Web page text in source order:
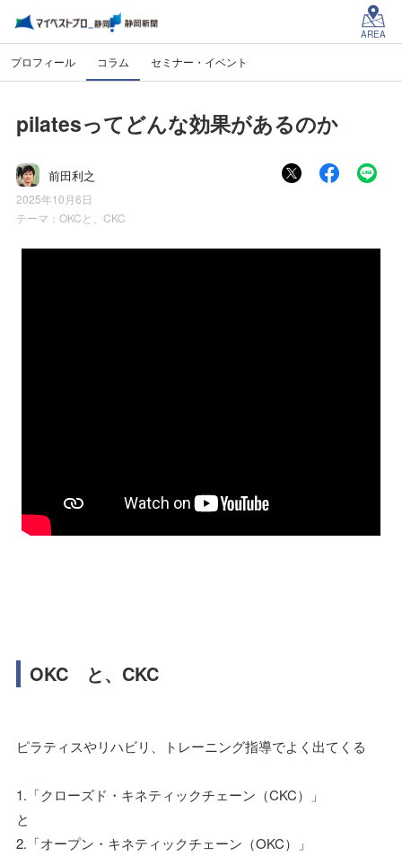
AREA
プロフィール コラム セミナー・イベント
pilatesってどんな効果があるのか
前田利之
2025年10月6日
テーマ： OKCと、CKC
OKC と、CKC
ピラティスやリハビリ、トレーニング指導でよく出てくる
1.「クローズド・キネティックチェーン（CKC）」
と
2.「オープン・キネティックチェーン（OKC）」